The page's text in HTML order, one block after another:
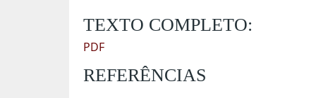
TEXTO COMPLETO:
PDF
REFERÊNCIAS